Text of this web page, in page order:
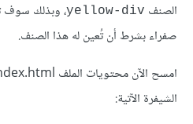
الصنف yellow-div، وبذلك سوف
صفراء بشرط أن تُعين له هذا الصنف.
الشيفرة الآتية: